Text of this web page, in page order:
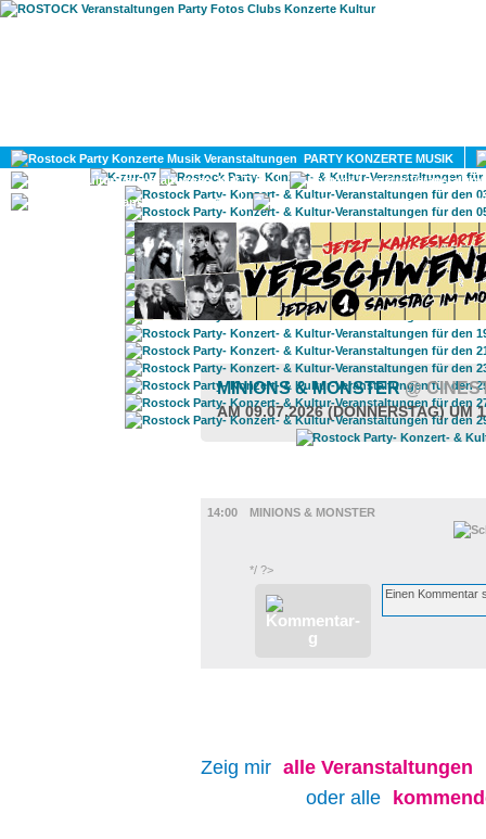
PARTY KONZERTE MUSIK
KULTUR
GAY
MINIONS & MONSTER@
AM 09.07.2026 (DONNERSTAG) UM
14:00
MINIONS & MONSTER
*/ ?>
Zeig mir alle Veranstaltungen
oder alle